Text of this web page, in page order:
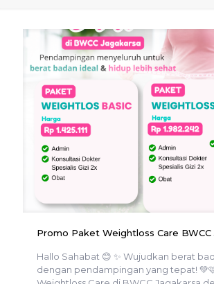
Promo Paket Weightloss Care BWCC
Hallo Sahabat 😊 ✨ Wujudkan berat
dengan pendampingan yang tepat!